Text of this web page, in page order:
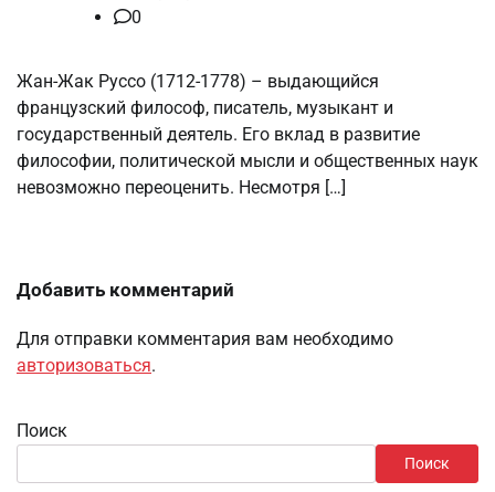
0
Жан-Жак Руссо (1712-1778) – выдающийся
французский философ, писатель, музыкант и
государственный деятель. Его вклад в развитие
философии, политической мысли и общественных наук
невозможно переоценить. Несмотря […]
Добавить комментарий
Для отправки комментария вам необходимо
авторизоваться.
Поиск
Поиск